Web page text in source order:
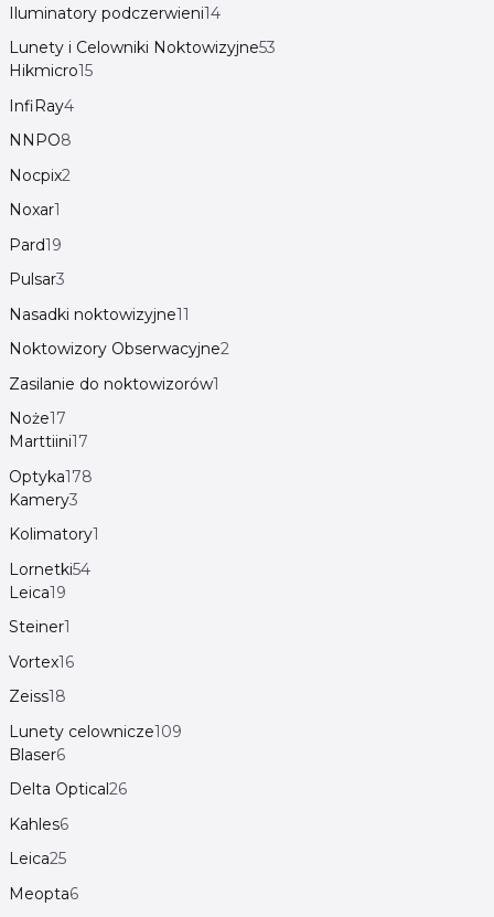
Iluminatory podczerwieni14
Lunety i Celowniki Noktowizyjne53
Hikmicro15
InfiRay4
NNPO8
Nocpix2
Noxar1
Pard19
Pulsar3
Nasadki noktowizyjne11
Noktowizory Obserwacyjne2
Zasilanie do noktowizorów1
Noże17
Marttiini17
Optyka178
Kamery3
Kolimatory1
Lornetki54
Leica19
Steiner1
Vortex16
Zeiss18
Lunety celownicze109
Blaser6
Delta Optical 26
Kahles6
Leica25
Meopta6